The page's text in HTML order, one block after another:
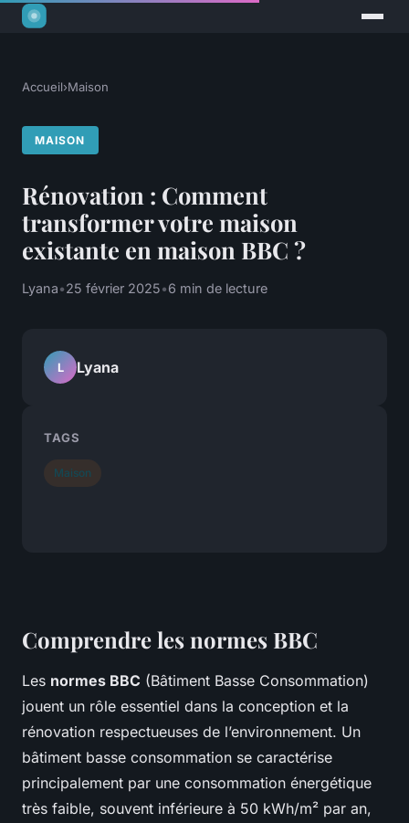
Accueil›Maison
MAISON
Rénovation : Comment
transformer votre maison
existante en maison BBC ?
Lyana•25 février 2025•6 min de lecture
Comprendre les normes BBC
Les normes BBC (Bâtiment Basse Consommation)
jouent un rôle essentiel dans la conception et la
rénovation respectueuses de l’environnement. Un
bâtiment basse consommation se caractérise
principalement par une consommation énergétique
très faible, souvent inférieure à 50 kWh/m² par an,
L Lyana
TAGS
Maison